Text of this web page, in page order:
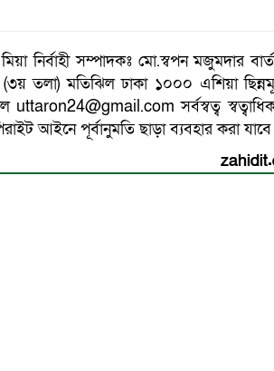
নির্বাহী সম্পাদকঃ মো.স্বপন মজুমদার
(৩য় তলা) মতিঝিল ঢাকা ১০০০ এশিয়া
সর্বস্বত্ব
আইনে পূর্বানুমতি ছাড়া ব্যবহার করা